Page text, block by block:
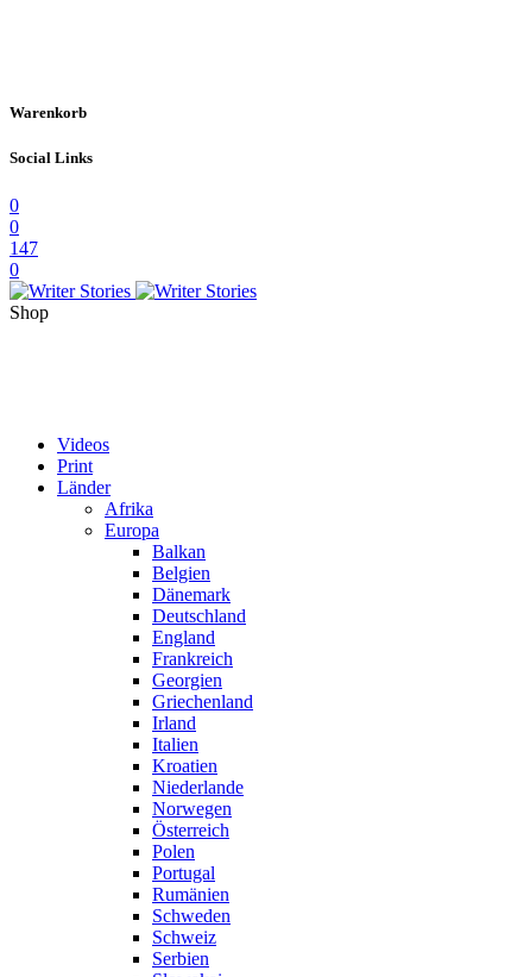
Warenkorb
Social Links
0
0
147
0
Shop
Videos
Print
Länder
Afrika
Europa
Balkan
Belgien
Dänemark
Deutschland
England
Frankreich
Georgien
Griechenland
Irland
Italien
Kroatien
Niederlande
Norwegen
Österreich
Polen
Portugal
Rumänien
Schweden
Schweiz
Serbien